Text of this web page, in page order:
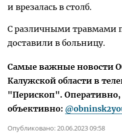
и врезалась в столб.
С различными травмами
доставили в больницу.
Самые важные новости
Калужской области в
"Перископ". Оперативно,
объективно:
Опубликовано:20.06.2023 09:58